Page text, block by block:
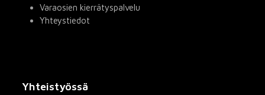
Varaosien kierrätyspalvelu
Yhteystiedot
Yhteistyössä